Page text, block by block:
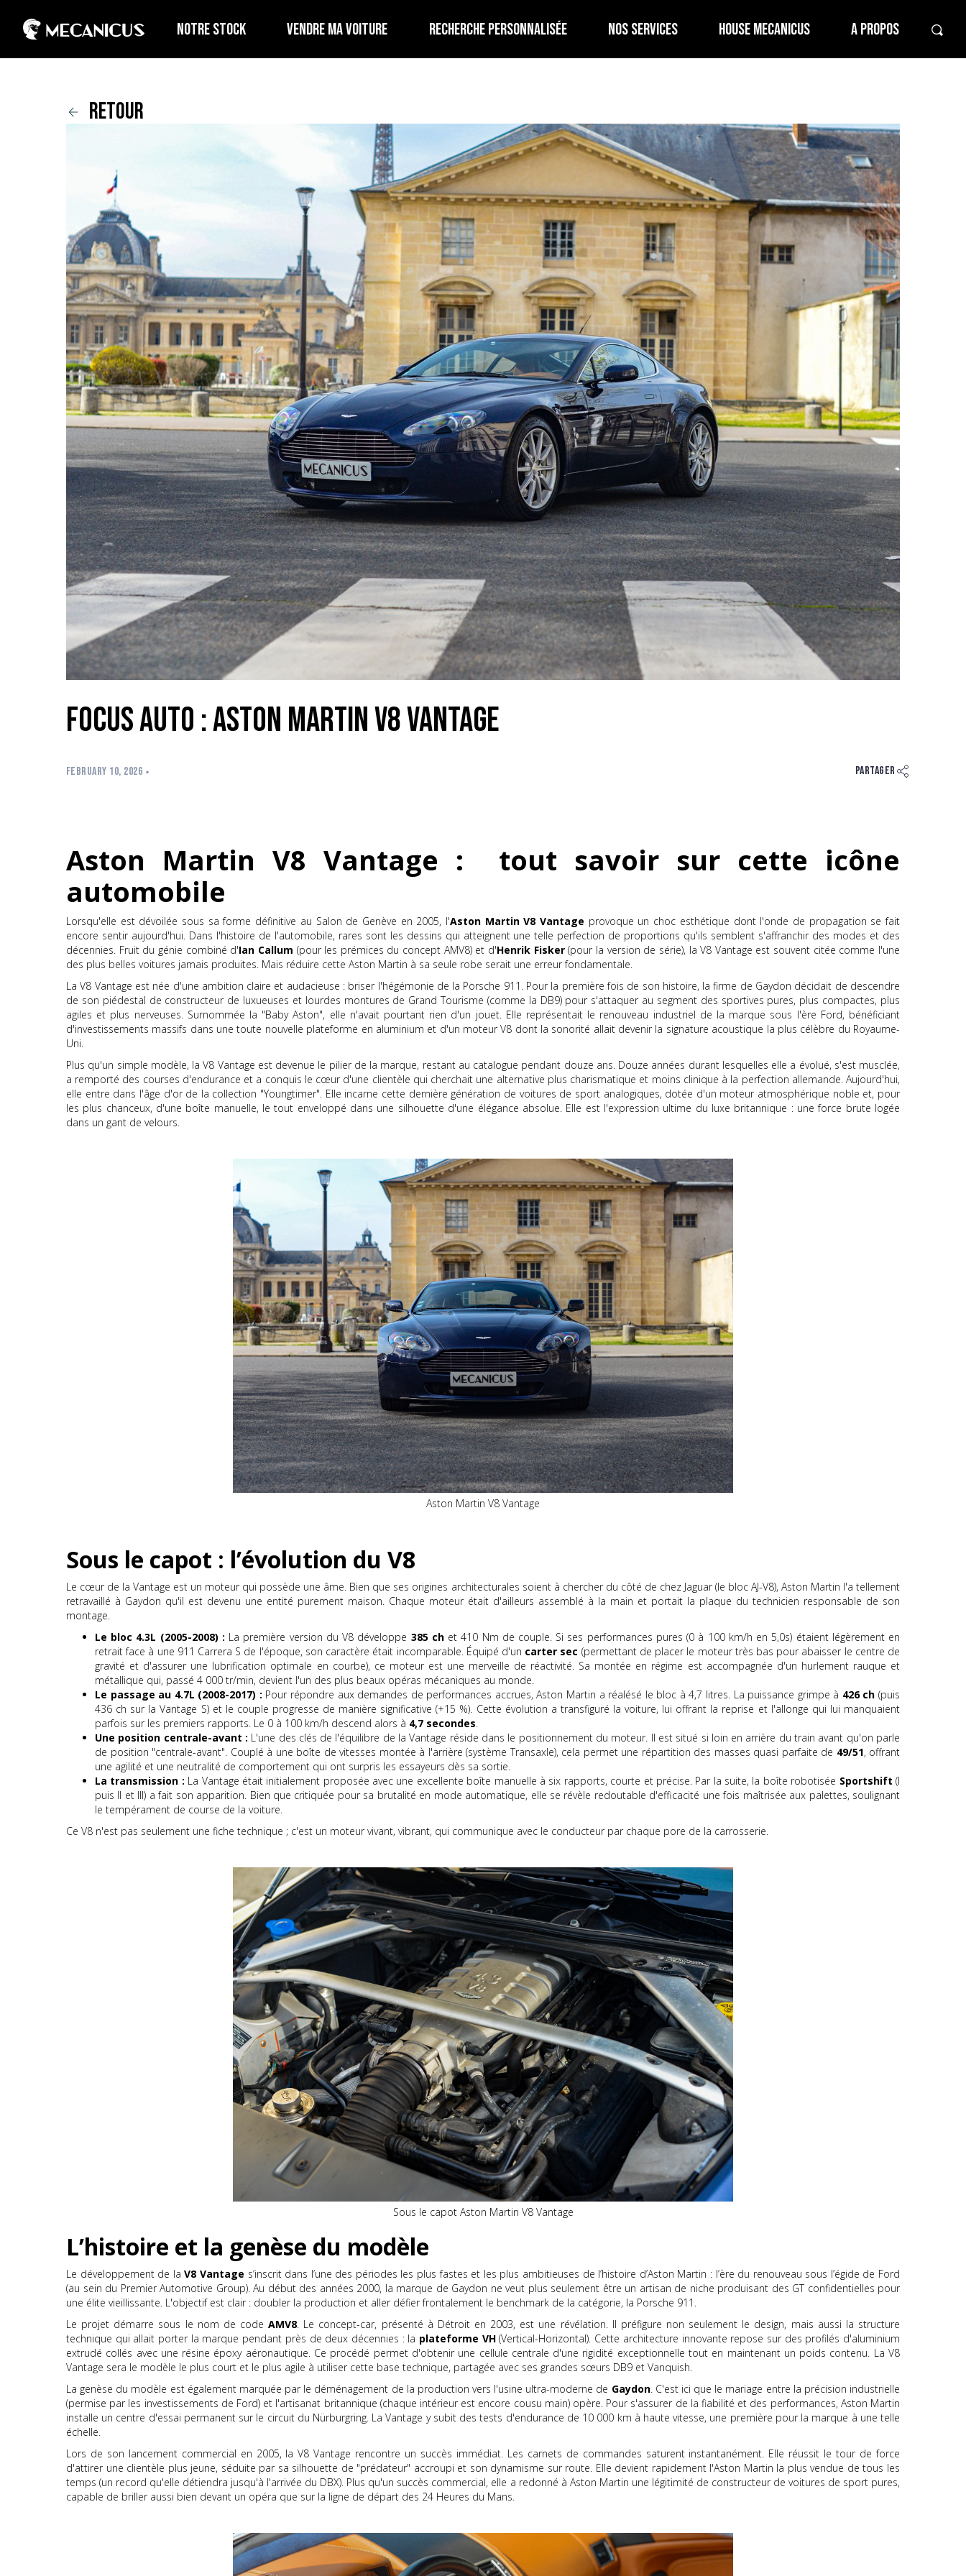
NOTRE STOCK VENDRE MA VOITURE RECHERCHE PERSONNALISÉE NOS SERVICES HOUSE MECANICUS A PROPOS
retour
Focus Auto : Aston Martin V8 Vantage
FEBRUARY 10, 2026 Partager
Aston Martin V8 Vantage : tout savoir sur cette icône
automobile
Lorsqu'elle est dévoilée sous sa forme définitive au Salon de Genève en 2005, l'Aston Martin V8 Vantage provoque un choc esthétique dont l'onde de propagation se fait
encore sentir aujourd'hui. Dans l'histoire de l'automobile, rares sont les dessins qui atteignent une telle perfection de proportions qu'ils semblent s'affranchir des modes et des
décennies. Fruit du génie combiné d'Ian Callum (pour les prémices du concept AMV8) et d'Henrik Fisker(pour la version de série), la V8 Vantage est souvent citée comme l'une
des plus belles voitures jamais produites. Mais réduire cette Aston Martin à sa seule robe serait une erreur fondamentale.
La V8 Vantage est née d'une ambition claire et audacieuse : briser l'hégémonie de la Porsche 911. Pour la première fois de son histoire, la firme de Gaydon décidait de descendre
de son piédestal de constructeur de luxueuses et lourdes montures de Grand Tourisme (comme la DB9) pour s'attaquer au segment des sportives pures, plus compactes, plus
agiles et plus nerveuses. Surnommée la "Baby Aston", elle n'avait pourtant rien d'un jouet. Elle représentait le renouveau industriel de la marque sous l'ère Ford, bénéficiant
d'investissements massifs dans une toute nouvelle plateforme en aluminium et d'un moteur V8 dont la sonorité allait devenir la signature acoustique la plus célèbre du Royaume-
Uni.
Plus qu'un simple modèle, la V8 Vantage est devenue le pilier de la marque, restant au catalogue pendant douze ans. Douze années durant lesquelles elle a évolué, s'est musclée,
a remporté des courses d'endurance et a conquis le cœur d'une clientèle qui cherchait une alternative plus charismatique et moins clinique à la perfection allemande. Aujourd'hui,
elle entre dans l'âge d'or de la collection "Youngtimer". Elle incarne cette dernière génération de voitures de sport analogiques, dotée d'un moteur atmosphérique noble et, pour
les plus chanceux, d'une boîte manuelle, le tout enveloppé dans une silhouette d'une élégance absolue. Elle est l'expression ultime du luxe britannique : une force brute logée
dans un gant de velours.
Aston Martin V8 Vantage
Sous le capot : l’évolution du V8
Le cœur de la Vantage est un moteur qui possède une âme. Bien que ses origines architecturales soient à chercher du côté de chez Jaguar (le bloc AJ-V8), Aston Martin l'a tellement
retravaillé à Gaydon qu'il est devenu une entité purement maison. Chaque moteur était d'ailleurs assemblé à la main et portait la plaque du technicien responsable de son
montage.
Le bloc 4.3L (2005-2008) : La première version du V8 développe 385 chet 410 Nm de couple. Si ses performances pures (0 à 100 km/h en 5,0s) étaient légèrement en
retrait face à une 911 Carrera S de l'époque, son caractère était incomparable. Équipé d'un carter sec (permettant de placer le moteur très bas pour abaisser le centre de
gravité et d'assurer une lubrification optimale en courbe), ce moteur est une merveille de réactivité. Sa montée en régime est accompagnée d'un hurlement rauque et
métallique qui, passé 4 000 tr/min, devient l'un des plus beaux opéras mécaniques au monde.
Le passage au 4.7L (2008-2017) : Pour répondre aux demandes de performances accrues, Aston Martin a réalésé le bloc à 4,7 litres. La puissance grimpe à 426 ch (puis
436 ch sur la Vantage S) et le couple progresse de manière significative (+15 %). Cette évolution a transfiguré la voiture, lui offrant la reprise et l'allonge qui lui manquaient
parfois sur les premiers rapports. Le 0 à 100 km/h descend alors à 4,7 secondes.
Une position centrale-avant : L'une des clés de l'équilibre de la Vantage réside dans le positionnement du moteur. Il est situé si loin en arrière du train avant qu'on parle
de position "centrale-avant". Couplé à une boîte de vitesses montée à l'arrière (système Transaxle), cela permet une répartition des masses quasi parfaite de 49/51, offrant
une agilité et une neutralité de comportement qui ont surpris les essayeurs dès sa sortie.
La transmission : La Vantage était initialement proposée avec une excellente boîte manuelle à six rapports, courte et précise. Par la suite, la boîte robotisée Sportshift (I
puis II et III) a fait son apparition. Bien que critiquée pour sa brutalité en mode automatique, elle se révèle redoutable d'efficacité une fois maîtrisée aux palettes, soulignant
le tempérament de course de la voiture.
Ce V8 n'est pas seulement une fiche technique ; c'est un moteur vivant, vibrant, qui communique avec le conducteur par chaque pore de la carrosserie.
Sous le capot Aston Martin V8 Vantage
L’histoire et la genèse du modèle
Le développement de laV8 Vantage s’inscrit dans l’une des périodes les plus fastes et les plus ambitieuses de l’histoire d’Aston Martin : l’ère du renouveau sous l’égide de Ford
(au sein du Premier Automotive Group). Au début des années 2000, la marque de Gaydon ne veut plus seulement être un artisan de niche produisant des GT confidentielles pour
une élite vieillissante. L'objectif est clair : doubler la production et aller défier frontalement le benchmark de la catégorie, la Porsche 911.
Le projet démarre sous le nom de codeAMV8. Le concept-car, présenté à Détroit en 2003, est une révélation. Il préfigure non seulement le design, mais aussi la structure
technique qui allait porter la marque pendant près de deux décennies : la plateforme VH(Vertical-Horizontal). Cette architecture innovante repose sur des profilés d'aluminium
extrudé collés avec une résine époxy aéronautique. Ce procédé permet d'obtenir une cellule centrale d'une rigidité exceptionnelle tout en maintenant un poids contenu. La V8
Vantage sera le modèle le plus court et le plus agile à utiliser cette base technique, partagée avec ses grandes sœurs DB9 et Vanquish.
La genèse du modèle est également marquée par le déménagement de la production vers l'usine ultra-moderne de Gaydon. C'est ici que le mariage entre la précision industrielle
(permise par les investissements de Ford) et l'artisanat britannique (chaque intérieur est encore cousu main) opère. Pour s'assurer de la fiabilité et des performances, Aston Martin
installe un centre d'essai permanent sur le circuit du Nürburgring. La Vantage y subit des tests d'endurance de 10 000 km à haute vitesse, une première pour la marque à une telle
échelle.
Lors de son lancement commercial en 2005, la V8 Vantage rencontre un succès immédiat. Les carnets de commandes saturent instantanément. Elle réussit le tour de force
d'attirer une clientèle plus jeune, séduite par sa silhouette de "prédateur" accroupi et son dynamisme sur route. Elle devient rapidement l'Aston Martin la plus vendue de tous les
temps (un record qu'elle détiendra jusqu'à l'arrivée du DBX). Plus qu'un succès commercial, elle a redonné à Aston Martin une légitimité de constructeur de voitures de sport pures,
capable de briller aussi bien devant un opéra que sur la ligne de départ des 24 Heures du Mans.